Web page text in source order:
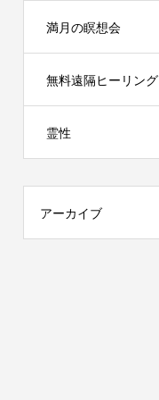
満月の瞑想会
無料遠隔ヒーリング
霊性
アーカイブ